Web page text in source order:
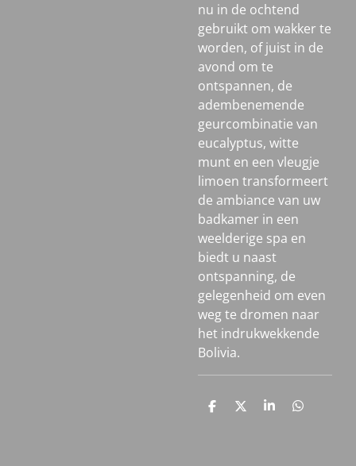
nu in de ochtend
gebruikt om wakker te
worden, of juist in de
avond om te
ontspannen, de
adembenemende
geurcombinatie van
eucalyptus, witte
munt en een vleugje
limoen transformeert
de ambiance van uw
badkamer in een
weelderige spa en
biedt u naast
ontspanning, de
gelegenheid om even
weg te dromen naar
het indrukwekkende
Bolivia.
D
D
S
D